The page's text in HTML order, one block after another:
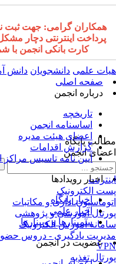
همکاران گرامی: جهت ثبت
پرداخت اینترنتی دچار
کارت بانکی انجمن با شماره 09017340600 تماس
علمی دانشجویان دانش
صفحه اصلی
درباره انجمن
تاریخچه
اساسنامه انجمن
اعضای هیئت مدیره
گزارش اقدامات
آیین نامه تاسیس مراکز
اخبار رویدادها
اخبار پایگاه
اخبار علمی
سمینارها و وبینارها
عضویت در انجمن
پایگاه
انجمن
الکترونیک
اداری و مکاتبات
آموزشی و پژوهشی
آموزش الکترونیک
یادگیری - دروس
تغذیه